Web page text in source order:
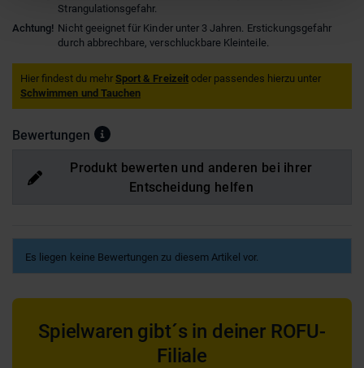
Strangulationsgefahr.
Achtung! Nicht geeignet für Kinder unter 3 Jahren. Erstickungsgefahr
durch abbrechbare, verschluckbare Kleinteile.
Hier findest du mehr Sport & Freizeitoder passendes hierzu unter
Schwimmen und Tauchen
Bewertungen
Produkt bewerten und anderen bei ihrer
Entscheidung helfen
Es liegen keine Bewertungen zu diesem Artikel vor.
Spielwaren gibt´s in deiner ROFU-
Filiale